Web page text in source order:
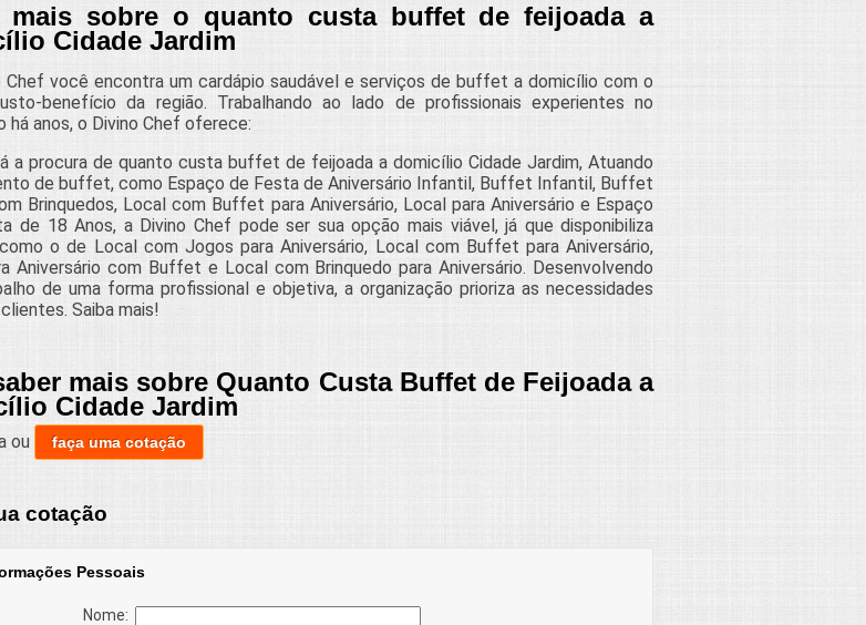
mais sobre o quanto custa buffet de feijoada a
Cidade Jardim
Chef você encontra um cardápio saudável e serviços de buffet a domicílio com o
benefício da região. Trabalhando ao lado de profissionais experientes no
há anos, o Divino Chef oferece:
a procura de quanto custa buffet de feijoada a domicílio Cidade Jardim, Atuando
de buffet, como Espaço de Festa de Aniversário Infantil, Buffet Infantil, Buffet
Brinquedos, Local com Buffet para Aniversário, Local para Aniversário e Espaço
de 18 Anos, a Divino Chef pode ser sua opção mais viável, já que disponibiliza
o de Local com Jogos para Aniversário, Local com Buffet para Aniversário,
Aniversário com Buffet e Local com Brinquedo para Aniversário. Desenvolvendo
de uma forma profissional e objetiva, a organização prioriza as necessidades
Saiba mais!
mais sobre Quanto Custa Buffet de Feijoada a
Cidade Jardim
ou faça uma cotação
cotação
Pessoais
Nome: